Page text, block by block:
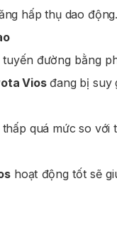
hấp thụ dao động.
đường bằng
Viosđang bị suy
quá mức so
hoạt động tốt sẽ